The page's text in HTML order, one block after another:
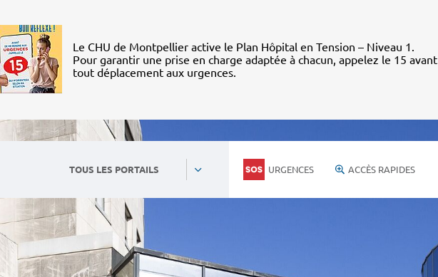
Le CHU de Montpellier active le Plan Hôpital en Tension – Niveau 1.
Pour garantir une prise en charge adaptée à chacun, appelez le 15 avant
tout déplacement aux urgences.
TOUS LES PORTAILS URGENCES ACCÈS RAPIDES